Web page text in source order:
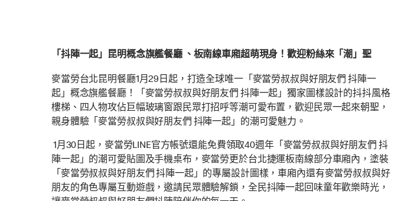
「抖陣一起」昆明概念旗艦餐廳 、板南線車廂超萌現身！歡迎粉絲來「潮」聖
麥當勞台北昆明餐廳1月29日起，打造全球唯一「麥當勞叔叔與好朋友們 抖陣一
起」概念旗艦餐廳！「麥當勞叔叔與好朋友們 抖陣一起」獨家圖樣設計的抖抖風格
樓梯、四人物攻佔巨幅玻璃窗跟民眾打招呼等潮可愛布置，歡迎民眾一起來朝聖，
親身體驗「麥當勞叔叔與好朋友們 抖陣一起」的潮可愛魅力。
1月30日起，麥當勞LINE官方帳號還能免費領取40週年「麥當勞叔叔與好朋友們 抖
陣一起」的潮可愛貼圖及手機桌布，麥當勞更於台北捷運板南線部分車廂內，塗裝
「麥當勞叔叔與好朋友們 抖陣一起」的專屬設計圖樣，車廂內還有麥當勞叔叔與好
朋友的角色專屬互動遊戲，邀請民眾體驗解鎖，全民抖陣一起回味童年歡樂時光，